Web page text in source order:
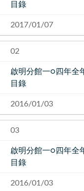
目錄
2017/01/07
02
啟明分館一○四年全
目錄
2016/01/03
03
啟明分館一○四年全
目錄
2016/01/03